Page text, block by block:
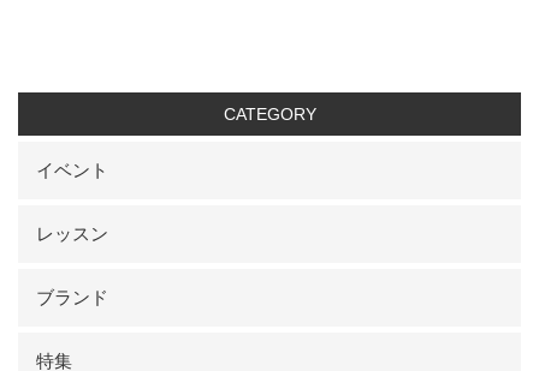
CATEGORY
イベント
レッスン
ブランド
特集